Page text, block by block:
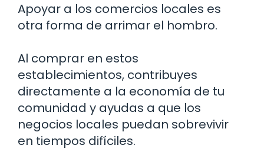
Apoyar a los comercios locales es
otra forma de arrimar el hombro.
Al comprar en estos
establecimientos, contribuyes
directamente a la economía de tu
comunidad y ayudas a que los
negocios locales puedan sobrevivir
en tiempos difíciles.